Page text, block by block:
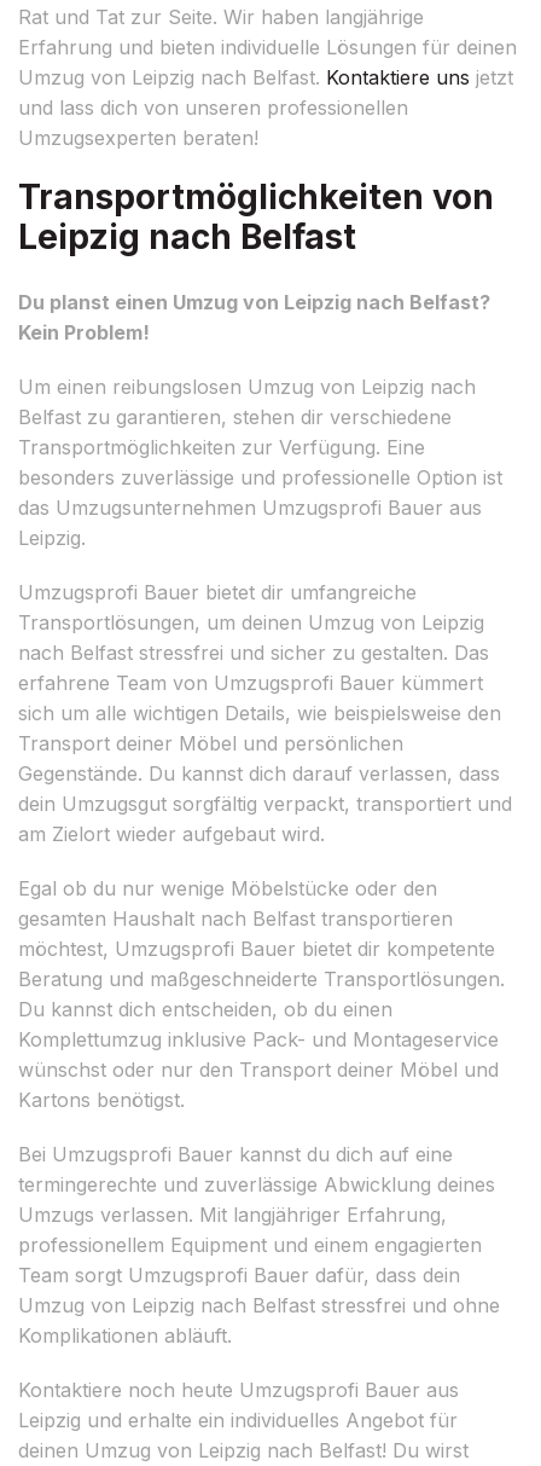
Rat und Tat zur Seite. Wir haben langjährige
Erfahrung und bieten individuelle Lösungen für deinen
Umzug von Leipzig nach Belfast. Kontaktiere uns jetzt
und lass dich von unseren professionellen
Umzugsexperten beraten!
Transportmöglichkeiten von
Leipzig nach Belfast
Du planst einen Umzug von Leipzig nach Belfast?
Kein Problem!
Um einen reibungslosen Umzug von Leipzig nach
Belfast zu garantieren, stehen dir verschiedene
Transportmöglichkeiten zur Verfügung. Eine
besonders zuverlässige und professionelle Option ist
das Umzugsunternehmen Umzugsprofi Bauer aus
Leipzig.
Umzugsprofi Bauer bietet dir umfangreiche
Transportlösungen, um deinen Umzug von Leipzig
nach Belfast stressfrei und sicher zu gestalten. Das
erfahrene Team von Umzugsprofi Bauer kümmert
sich um alle wichtigen Details, wie beispielsweise den
Transport deiner Möbel und persönlichen
Gegenstände. Du kannst dich darauf verlassen, dass
dein Umzugsgut sorgfältig verpackt, transportiert und
am Zielort wieder aufgebaut wird.
Egal ob du nur wenige Möbelstücke oder den
gesamten Haushalt nach Belfast transportieren
möchtest, Umzugsprofi Bauer bietet dir kompetente
Beratung und maßgeschneiderte Transportlösungen.
Du kannst dich entscheiden, ob du einen
Komplettumzug inklusive Pack- und Montageservice
wünschst oder nur den Transport deiner Möbel und
Kartons benötigst.
Bei Umzugsprofi Bauer kannst du dich auf eine
termingerechte und zuverlässige Abwicklung deines
Umzugs verlassen. Mit langjähriger Erfahrung,
professionellem Equipment und einem engagierten
Team sorgt Umzugsprofi Bauer dafür, dass dein
Umzug von Leipzig nach Belfast stressfrei und ohne
Komplikationen abläuft.
Kontaktiere noch heute Umzugsprofi Bauer aus
Leipzig und erhalte ein individuelles Angebot für
deinen Umzug von Leipzig nach Belfast! Du wirst